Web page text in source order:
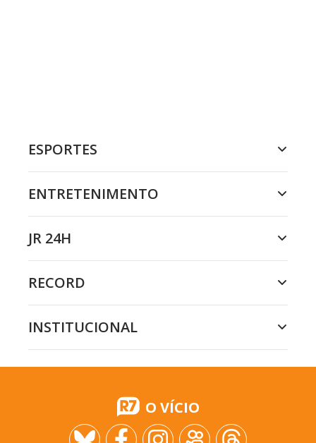
ESPORTES
ENTRETENIMENTO
JR 24H
RECORD
INSTITUCIONAL
O VÍCIO